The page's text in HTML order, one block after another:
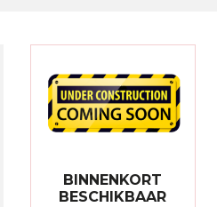
BINNENKORT
BESCHIKBAAR